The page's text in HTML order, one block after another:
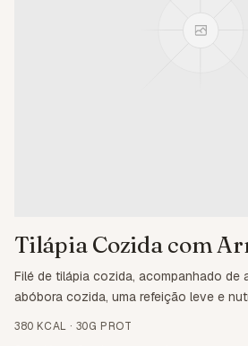
Tilápia Cozida com
Filé de tilápia cozida, acompanhado de
abóbora cozida, uma refeição leve e
380 KCAL · 30G PROT